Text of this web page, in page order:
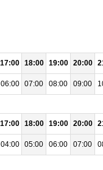
17:00 18:00 19:00 20:00
06:00 07:00 08:00 09:00
17:00 18:00 19:00 20:00
04:00 05:00 06:00 07:00